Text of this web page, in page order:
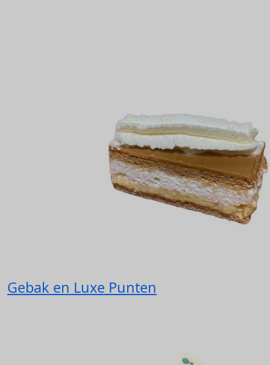
Gebak en Luxe Punten